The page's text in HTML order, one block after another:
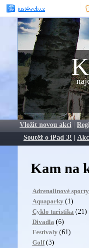
just4web.cz
Vložit novou akci |
Soutěž o iPad 3! |
Kam na
Adrenalinové sporty
Aquaparky (1)
Cyklo turistika (21)
Divadla (6)
Festivaly (61)
Golf (3)